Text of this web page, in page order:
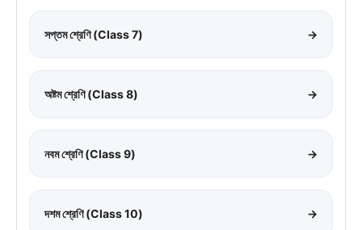
সপ্তম শ্রেণি (Class 7) →
অষ্টম শ্রেণি (Class 8) →
নবম শ্রেণি (Class 9) →
দশম শ্রেণি (Class 10) →